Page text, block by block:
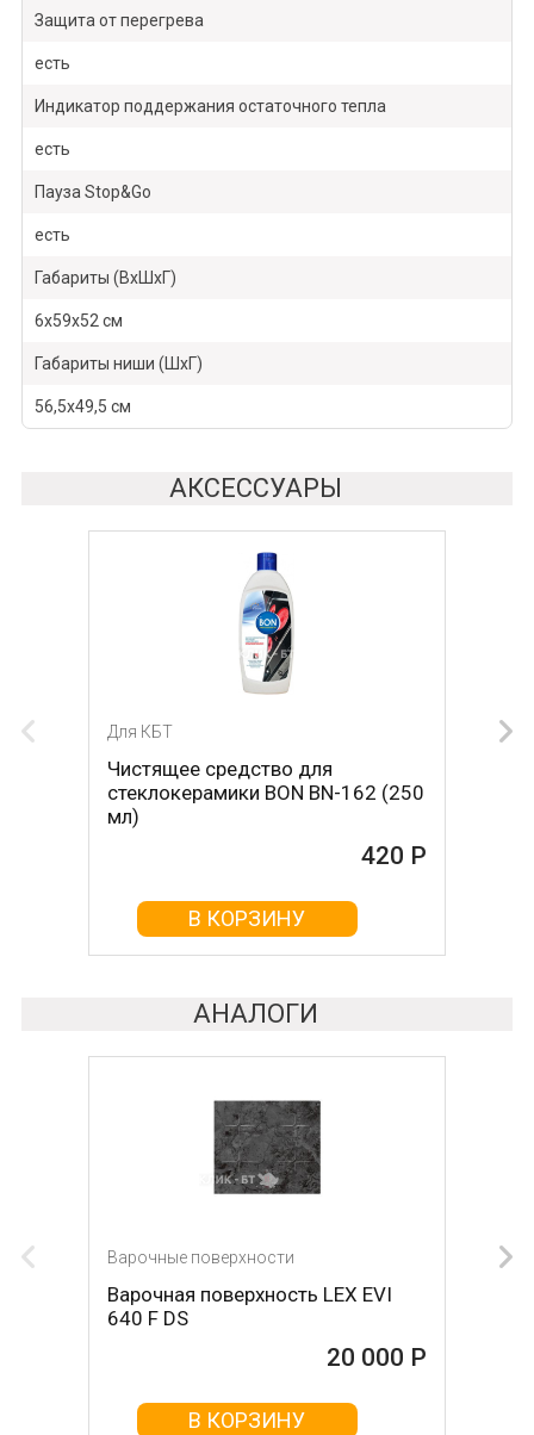
Защита от перегрева
есть
Индикатор поддержания остаточного тепла
есть
Пауза Stop&Go
есть
Габариты (ВхШхГ)
6х59х52 см
Габариты ниши (ШхГ)
56,5х49,5 см
АКСЕССУАРЫ
Для КБТ
Чистящее средство для
стеклокерамики BON BN-162 (250
мл)
420 Р
В КОРЗИНУ
Для КБТ
Скребок для ухода за
стеклокерамикой BON BN-603
В КОРЗИНУ
АНАЛОГИ
Варочные поверхности
Варочная поверхность LEX EVI
640 F DS
20 000 Р
В КОРЗИНУ
Варочные поверхности
Газовая панель Gorenje GTW 641
SYB
20 000 Р
В КОРЗИНУ